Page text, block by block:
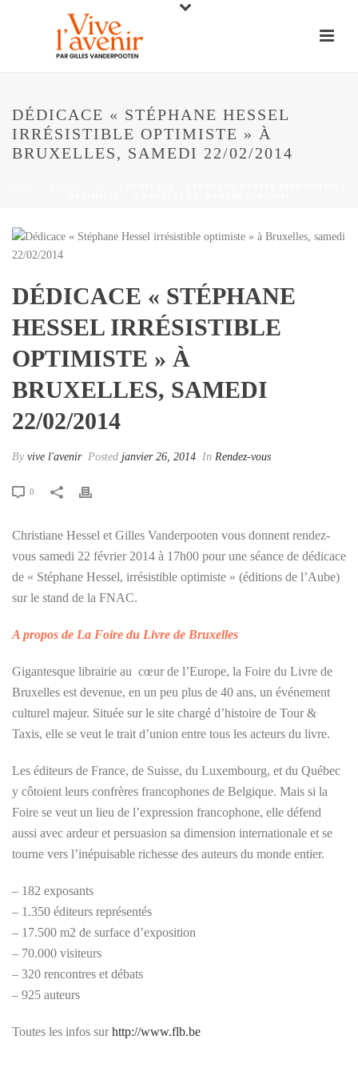
DÉDICACE « STÉPHANE HESSEL
IRRÉSISTIBLE OPTIMISTE » À
BRUXELLES, SAMEDI 22/02/2014
DÉDICACE « STÉPHANE
HESSEL IRRÉSISTIBLE
OPTIMISTE » À
BRUXELLES, SAMEDI
22/02/2014
By vive l'avenir Posted janvier 26, 2014 In Rendez-vous
0
Christiane Hessel et Gilles Vanderpooten vous donnent rendez-
vous samedi 22 février 2014 à 17h00 pour une séance de dédicace
de « Stéphane Hessel, irrésistible optimiste » (éditions de l’Aube)
sur le stand de la FNAC.
A propos de La Foire du Livre de Bruxelles
Gigantesque librairie au cœur de l’Europe, la Foire du Livre de
Bruxelles est devenue, en un peu plus de 40 ans, un événement
culturel majeur. Située sur le site chargé d’histoire de Tour &
Taxis, elle se veut le trait d’union entre tous les acteurs du livre.
Les éditeurs de France, de Suisse, du Luxembourg, et du Québec
y côtoient leurs confrères francophones de Belgique. Mais si la
Foire se veut un lieu de l’expression francophone, elle défend
aussi avec ardeur et persuasion sa dimension internationale et se
tourne vers l’inépuisable richesse des auteurs du monde entier.
– 182 exposants
– 1.350 éditeurs représentés
– 17.500 m2 de surface d’exposition
– 70.000 visiteurs
– 320 rencontres et débats
– 925 auteurs
Toutes les infos surhttp://www.flb.be